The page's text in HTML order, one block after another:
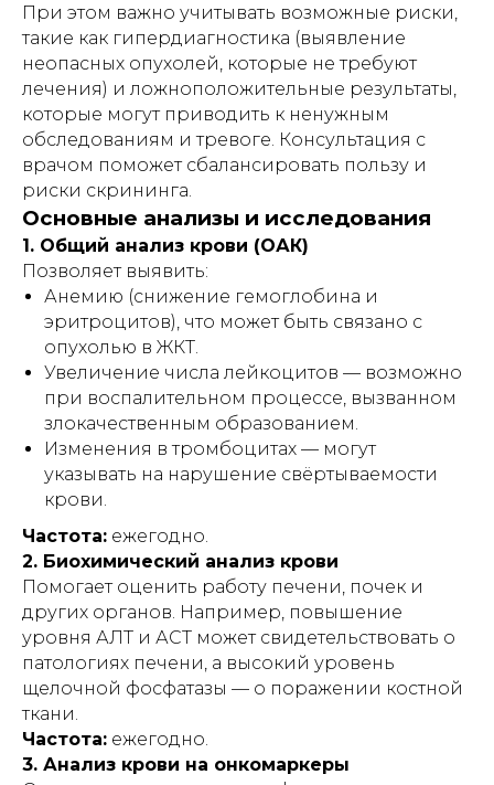
При этом важно учитывать возможные риски,
такие как гипердиагностика (выявление
неопасных опухолей, которые не требуют
лечения) и ложноположительные результаты,
которые могут приводить к ненужным
обследованиям и тревоге. Консультация с
врачом поможет сбалансировать пользу и
риски скрининга.
Основные анализы и исследования
1. Общий анализ крови (ОАК)
Позволяет выявить:
Анемию (снижение гемоглобина и
эритроцитов), что может быть связано с
опухолью в ЖКТ.
Увеличение числа лейкоцитов — возможно
при воспалительном процессе, вызванном
злокачественным образованием.
Изменения в тромбоцитах — могут
указывать на нарушение свёртываемости
крови.
Частота: ежегодно.
2. Биохимический анализ крови
Помогает оценить работу печени, почек и
других органов. Например, повышение
уровня АЛТ и АСТ может свидетельствовать о
патологиях печени, а высокий уровень
щелочной фосфатазы — о поражении костной
ткани.
Частота: ежегодно.
3. Анализ крови на онкомаркеры